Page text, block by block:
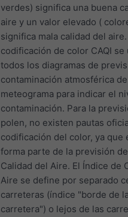
verdes) significa una buena
aire y un valor elevado (
significa mala calidad del aire.
codificación de color CAQI se
todos los diagramas de
contaminación atmosférica
meteograma para indicar el
contaminación. Para la
polen, no existen pautas
codificación del color, ya que
forma parte de la previsión
Calidad del Aire. El Índice de
Aire se define por separado
carreteras (índice "borde de
carretera") o lejos de las